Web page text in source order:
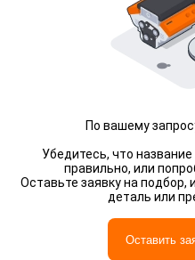
По вашему
Убедитесь, что
правильно, или
Оставьте заявку на
деталь или
Оставить